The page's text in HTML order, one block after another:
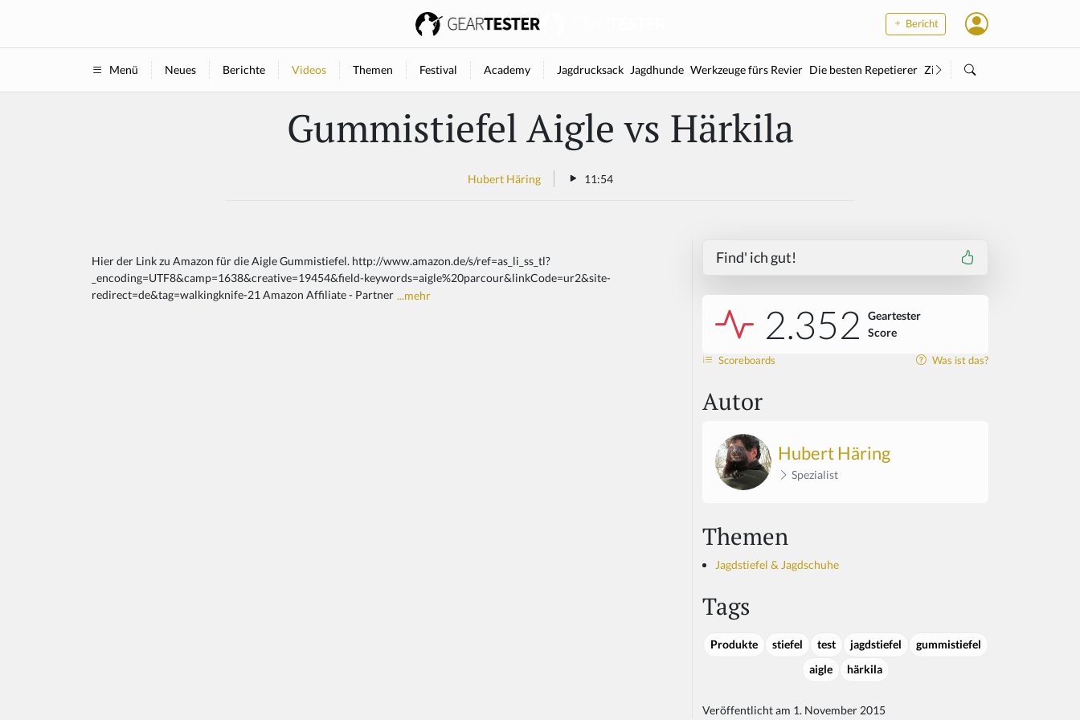
Bericht
Menü Neues Berichte Videos Themen Festival Academy Jagdrucksack Jagdhunde Werkzeuge fürs Revier Die besten Repetierer Zielstock
Gummistiefel Aigle vs Härkila
Hubert Häring 11:54
Hier der Link zu Amazon für die Aigle Gummistiefel. http://www.amazon.de/s/ref=as_li_ss_tl?
_encoding=UTF8&camp=1638&creative=19454&field-keywords=aigle%20parcour&linkCode=ur2&site-
redirect=de&tag=walkingknife-21 Amazon Affiliate - Partner ...mehr
Find' ich gut!
2.352
Geartester
Score
Scoreboards Was ist das?
Autor
Hubert Häring
Spezialist
Themen
Jagdstiefel & Jagdschuhe
Tags
Produkte stiefel test jagdstiefel
gummistiefel
aigle
härkila
Veröffentlicht am 1. November 2015